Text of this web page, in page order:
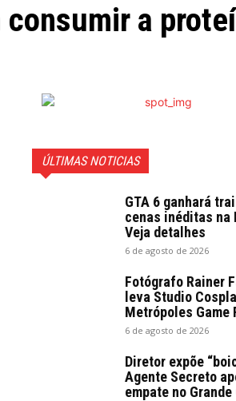
consumir a
ÚLTIMAS NOTICIAS
GTA 6 ganhará
cenas inéditas na
Veja detalhes
6 de agosto de 2026
Fotógrafo Rainer
leva Studio
Metrópoles Game
6 de agosto de 2026
Diretor expõe
Agente Secreto
empate no